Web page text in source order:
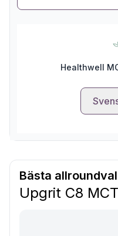
Healthwell
Bästa
Upgrit C8